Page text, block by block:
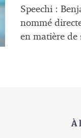
Speechi :
nommé
en matière de
À